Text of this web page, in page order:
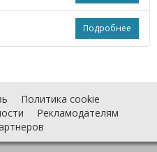
Подробнее
Политика cookie
Рекламодателям